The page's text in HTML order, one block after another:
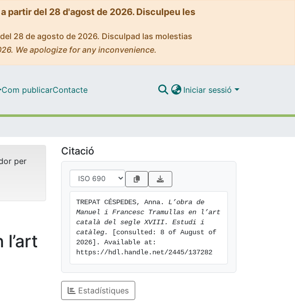
partir del 28 d'agost de 2026. Disculpeu les
28 de agosto de 2026. Disculpad las molestias
We apologize for any inconvenience.
Com publicarContacte Iniciar sessió
per
Citació
TREPAT CÉSPEDES, Anna. L’obra de
Manuel i Francesc Tramullas en l’art
català del segle XVIII. Estudi i
catàleg.
[consulted: 8 of August of
2026]. Available at:
https://hdl.handle.net/2445/137282
Estadístiques